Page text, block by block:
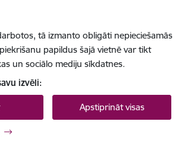
tā izmanto obligāti nepieciešamās
papildus šajā vietnē var tikt
un sociālo mediju sīkdatnes.
izvēli:
Apstiprināt visas